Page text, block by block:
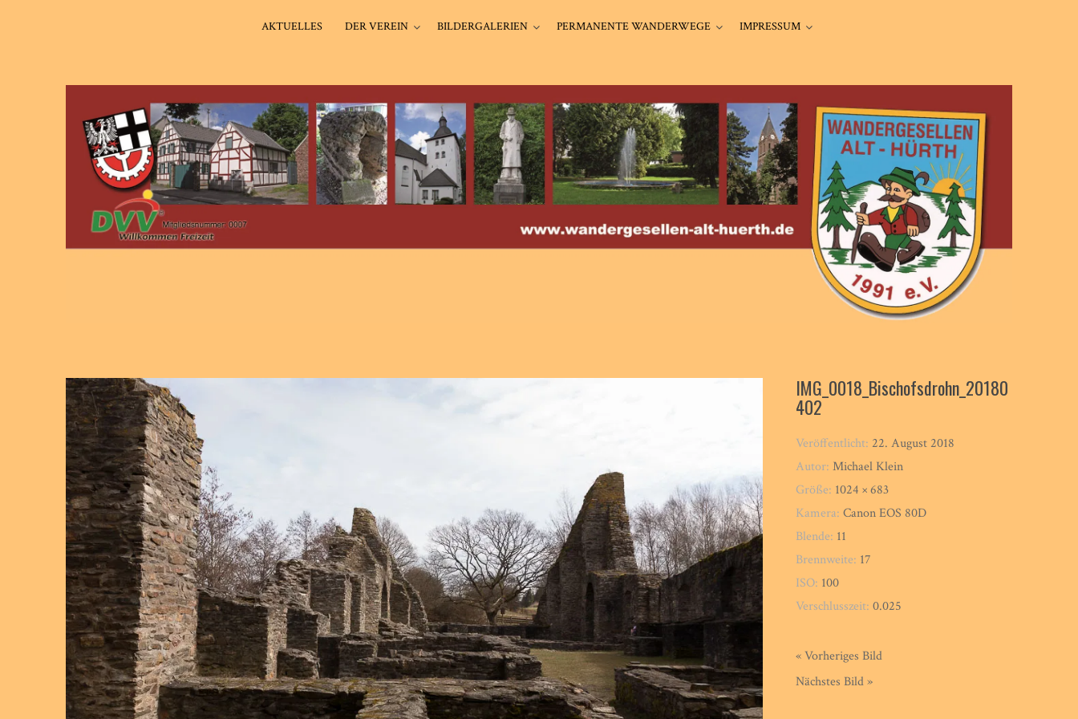
AKTUELLES DER VEREIN BILDERGALERIEN PERMANENTE WANDERWEGE IMPRESSUM
IMG_0018_Bischofsdrohn_20180
402
Veröffentlicht: 22. August 2018
Autor:Michael Klein
Größe: 1024 × 683
Kamera:Canon EOS 80D
Blende: 11
Brennweite: 17
ISO: 100
Verschlusszeit:0.025
« Vorheriges Bild
Nächstes Bild »